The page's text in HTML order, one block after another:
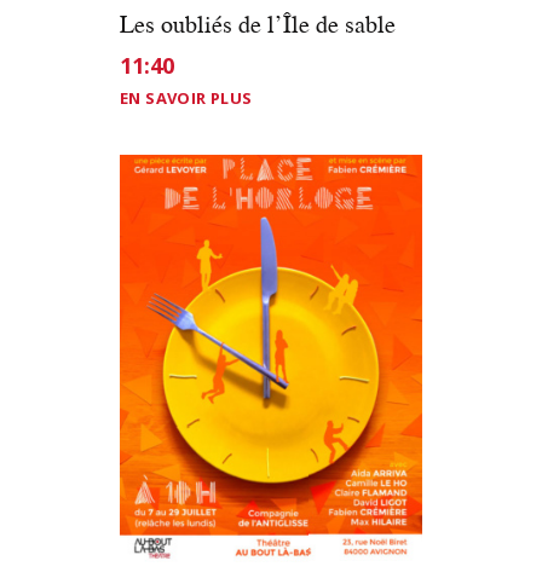
Les oubliés de l’Île de sable
11:40
EN SAVOIR PLUS